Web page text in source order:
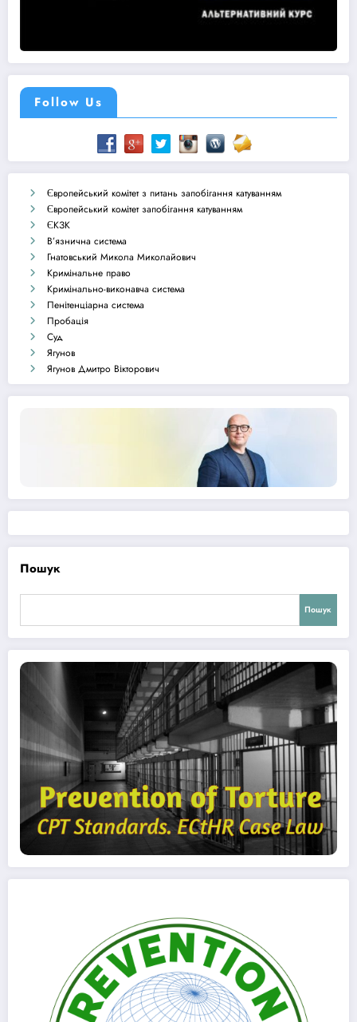
Follow Us
Європейський комітет з питань запобігання катуванням
Європейський комітет запобігання катуванням
ЄКЗК
В’язнична система
Гнатовський Микола Миколайович
Кримінальне право
Кримінально-виконавча система
Пенітенціарна система
Пробація
Суд
Ягунов
Ягунов Дмитро Вікторович
Пошук
Пошук